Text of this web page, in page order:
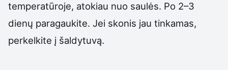
temperatūroje, atokiau nuo saulės. Po 2–3
dienų paragaukite. Jei skonis jau tinkamas,
perkelkite į šaldytuvą.